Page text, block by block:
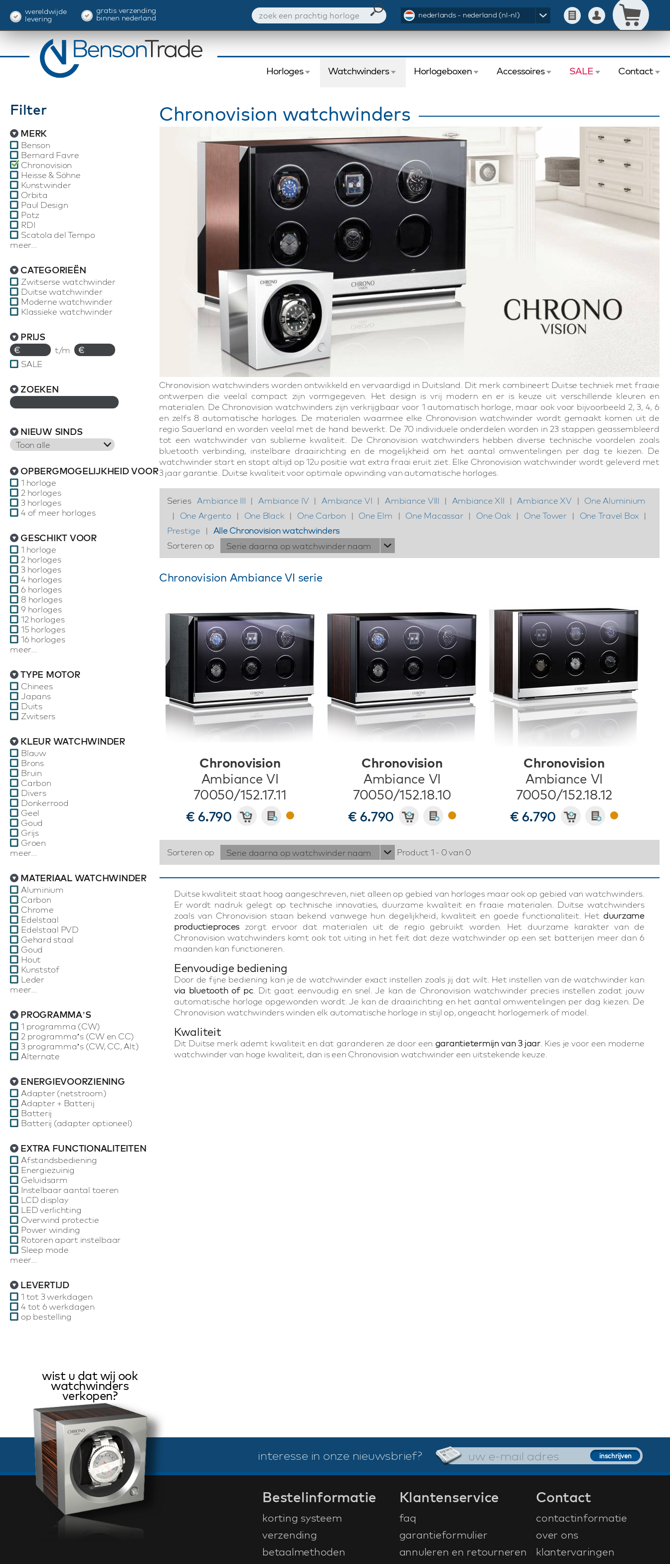
wereldwijde
levering
gratis verzending
binnen nederland nederlands - nederland (nl-nl)
Horloges Watchwinders Horlogeboxen Accessoires SALE Contact
Filter
MERK
Benson
Bernard Favre
Chronovision
Heisse & Söhne
Kunstwinder
Orbita
Paul Design
Potz
RDI
Scatola del Tempo
meer...
CATEGORIEËN
Zwitserse watchwinder
Duitse watchwinder
Moderne watchwinder
Klassieke watchwinder
PRIJS
€ t/m
€
SALE
ZOEKEN
NIEUW SINDS
Toon alle
OPBERGMOGELIJKHEID VOOR
1 horloge
2 horloges
3 horloges
4 of meer horloges
GESCHIKT VOOR
1 horloge
2 horloges
3 horloges
4 horloges
6 horloges
8 horloges
9 horloges
12 horloges
15 horloges
16 horloges
meer...
TYPE MOTOR
Chinees
Japans
Duits
Zwitsers
KLEUR WATCHWINDER
Blauw
Brons
Bruin
Carbon
Divers
Donkerrood
Geel
Goud
Grijs
Groen
meer...
MATERIAAL WATCHWINDER
Aluminium
Carbon
Chrome
Edelstaal
Edelstaal PVD
Gehard staal
Goud
Hout
Kunststof
Leder
meer...
PROGRAMMA’S
1 programma (CW)
2 programma’s (CW en CC)
3 programma’s (CW, CC, Alt)
Alternate
ENERGIEVOORZIENING
Adapter (netstroom)
Adapter + Batterij
Batterij
Batterij (adapter optioneel)
EXTRA FUNCTIONALITEITEN
Afstandsbediening
Energiezuinig
Geluidsarm
Instelbaar aantal toeren
LCD display
LED verlichting
Overwind protectie
Power winding
Rotoren apart instelbaar
Sleep mode
meer...
LEVERTIJD
1 tot 3 werkdagen
4 tot 6 werkdagen
op bestelling
Chronovision watchwinders
Chronovision watchwinders worden ontwikkeld en vervaardigd in Duitsland. Dit merk combineert Duitse techniek met fraaie
ontwerpen die veelal compact zijn vormgegeven. Het design is vrij modern en er is keuze uit verschillende kleuren en
materialen. De Chronovision watchwinders zijn verkrijgbaar voor 1 automatisch horloge, maar ook voor bijvoorbeeld 2, 3, 4, 6
en zelfs 8 automatische horloges. De materialen waarmee elke Chronovision watchwinder wordt gemaakt komen uit de
regio Sauerland en worden veelal met de hand bewerkt. De 70 individuele onderdelen worden in 23 stappen geassembleerd
tot een watchwinder van sublieme kwaliteit. De Chronovision watchwinders hebben diverse technische voordelen zoals
bluetooth verbinding, instelbare draairichting en de mogelijkheid om het aantal omwentelingen per dag te kiezen. De
watchwinder start en stopt altijd op 12u positie wat extra fraai eruit ziet. Elke Chronovision watchwinder wordt geleverd met
3 jaar garantie. Duitse kwaliteit voor optimale opwinding van automatische horloges.
Series Ambiance III | Ambiance IV | Ambiance VI | Ambiance VIII | Ambiance XII | Ambiance XV | One Aluminium
|
One Argento | One Black | One Carbon | One Elm | One Macassar | One Oak | One Tower | One Travel Box |
Prestige
| Alle Chronovision watchwinders
Sorteren op
Serie daarna op watchwinder naam
Chronovision Ambiance VI serie
Chronovision
Ambiance VI
70050/152.17.11
€ 6.790
Chronovision
Ambiance VI
70050/152.18.10
€ 6.790
Chronovision
Ambiance VI
70050/152.18.12
€ 6.790
Sorteren op Serie daarna op watchwinder naam Product 1 - 0 van 0
Duitse kwaliteit staat hoog aangeschreven, niet alleen op gebied van horloges maar ook op gebied van watchwinders.
Er wordt nadruk gelegt op technische innovaties, duurzame kwaliteit en fraaie materialen. Duitse watchwinders
zoals van Chronovision staan bekend vanwege hun degelijkheid, kwaliteit en goede functionaliteit. Het duurzame
productieproces zorgt ervoor dat materialen uit de regio gebruikt worden. Het duurzame karakter van de
Chronovision watchwinders komt ook tot uiting in het feit dat deze watchwinder op een set batterijen meer dan 6
maanden kan functioneren.
Eenvoudige bediening
Door de fijne bediening kan je de watchwinder exact instellen zoals jij dat wilt. Het instellen van de watchwinder kan
via bluetooth of pc. Dit gaat eenvoudig en snel. Je kan de Chronovision watchwinder precies instellen zodat jouw
automatische horloge opgewonden wordt. Je kan de draairichting en het aantal omwentelingen per dag kiezen. De
Chronovision watchwinders winden elk automatische horloge in stijl op, ongeacht horlogemerk of model.
Kwaliteit
Dit Duitse merk ademt kwaliteit en dat garanderen ze door een garantietermijn van 3 jaar. Kies je voor een moderne
watchwinder van hoge kwaliteit, dan is een Chronovision watchwinder een uitstekende keuze.
interesse in onze nieuwsbrief?
wist u dat wij ook
watchwinders
verkopen?
Bestelinformatie
korting systeem
verzending
betaalmethoden
Klantenservice
faq
garantieformulier
annuleren en retourneren
Contact
contactinformatie
over ons
klantervaringen